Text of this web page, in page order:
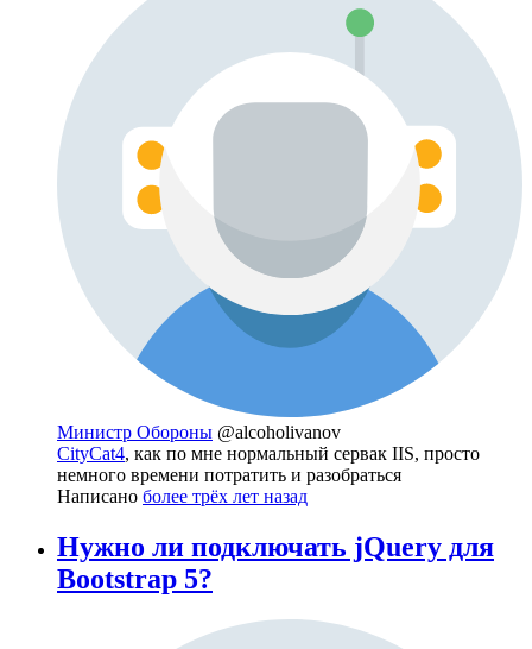
Министр Обороны @alcoholivanov
CityCat4, как по мне нормальный сервак IIS, просто
немного времени потратить и разобраться
Написано более трёх лет назад
Нужно ли подключать jQuery для
Bootstrap 5?